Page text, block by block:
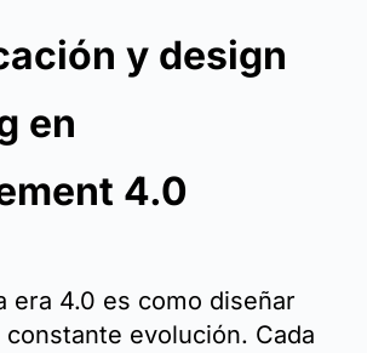
y design
en
4.0
era 4.0 es como diseñar
evolución. Cada